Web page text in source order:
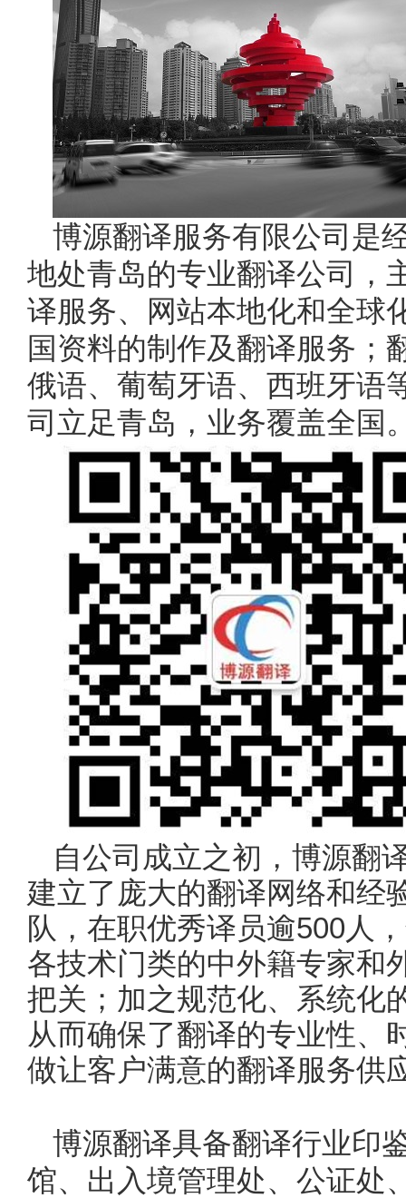
博源翻译服务有限公司是
地处青岛的专业翻译公司，
译服务、网站本地化和全球
国资料的制作及翻译服务；
俄语、葡萄牙语、西班牙语
司立足青岛，业务覆盖全国
自公司成立之初，博源翻
建立了庞大的翻译网络和经
队，在职优秀译员逾500人
各技术门类的中外籍专家和
把关；加之规范化、系统化
从而确保了翻译的专业性、
做让客户满意的翻译服务供
博源翻译具备翻译行业印
馆、出入境管理处、公证处